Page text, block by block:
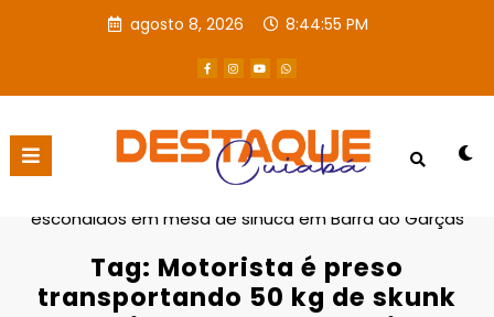
agosto 8, 2026 8:44:56 PM
Página inicial
escondidos em mesa de sinuca em Barra do Garças
Tag: Motorista é preso
transportando 50 kg de skunk